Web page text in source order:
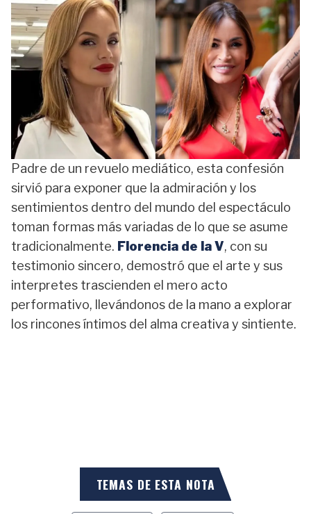
Padre de un revuelo mediático, esta confesión
sirvió para exponer que la admiración y los
sentimientos dentro del mundo del espectáculo
toman formas más variadas de lo que se asume
tradicionalmente. Florencia de la V, con su
testimonio sincero, demostró que el arte y sus
interpretes trascienden el mero acto
performativo, llevándonos de la mano a explorar
los rincones íntimos del alma creativa y sintiente.
TEMAS DE ESTA NOTA